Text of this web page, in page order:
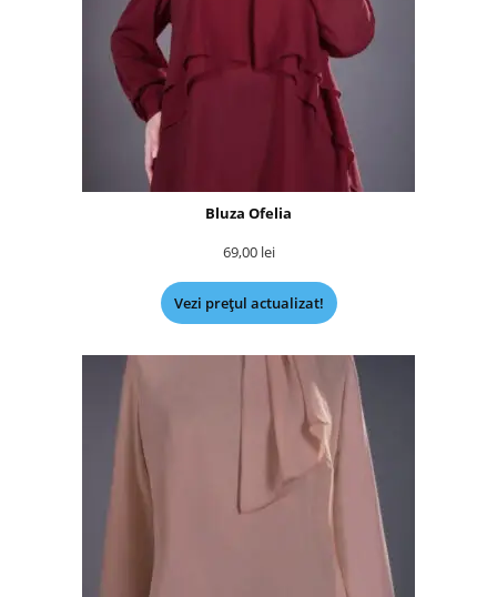
Bluza Ofelia
69,00 lei
Vezi prețul actualizat!